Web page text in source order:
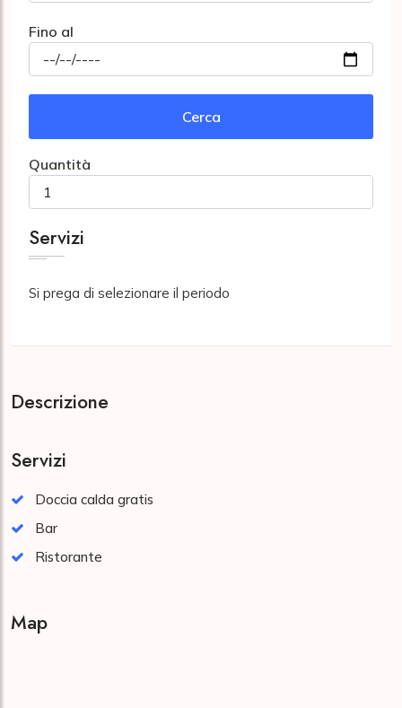
Fino al
Cerca
Quantità
Servizi
Si prega di selezionare il periodo
Descrizione
Servizi
Doccia calda gratis
Bar
Ristorante
Map